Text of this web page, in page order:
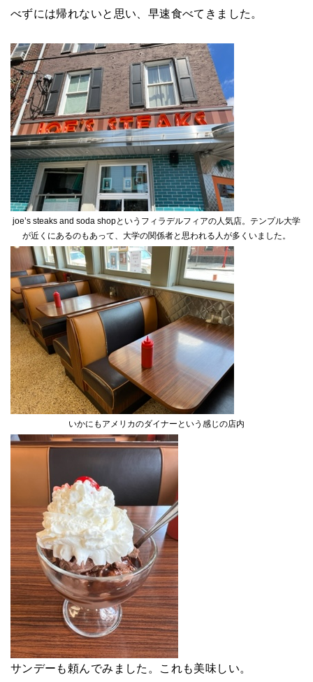
べずには帰れないと思い、早速食べてきました。
joe’s steaks and soda shopというフィラデルフィアの人気店。テンプル大学
が近くにあるのもあって、大学の関係者と思われる人が多くいました。
いかにもアメリカのダイナーという感じの店内
サンデーも頼んでみました。これも美味しい。